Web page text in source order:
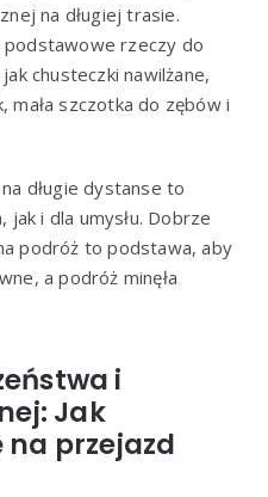
na długiej trasie.
podstawowe rzeczy do
chusteczki nawilżane,
mała szczotka do zębów i
długie dystanse to
jak i dla umysłu. Dobrze
podróż to podstawa, aby
a podróż minęła
i
Jak
przejazd